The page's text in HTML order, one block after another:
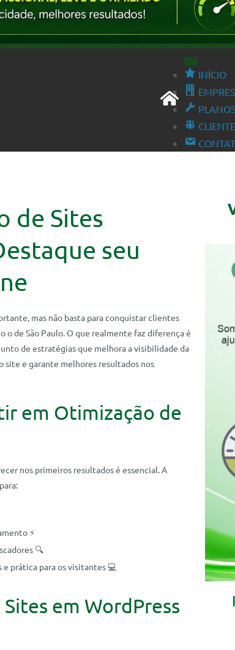
INÍCIO
PLANOS
de Sites
seu
mas não basta para conquistar clientes
de São Paulo. O que realmente faz diferença é
de estratégias que melhora a visibilidade da
site e garante melhores resultados nos
em Otimização de
nos primeiros resultados é essencial. A
⚡
🔍
prática para os visitantes 💻
em WordPress